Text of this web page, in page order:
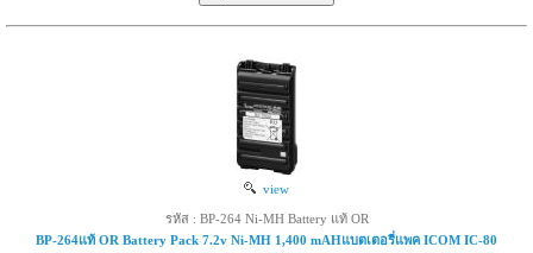
view
รหัส : BP-264 Ni-MH Battery แท้ OR
BP-264แท้ OR Battery Pack 7.2v Ni-MH 1,400 mAHแบตเตอรี่แพค ICOM IC-80